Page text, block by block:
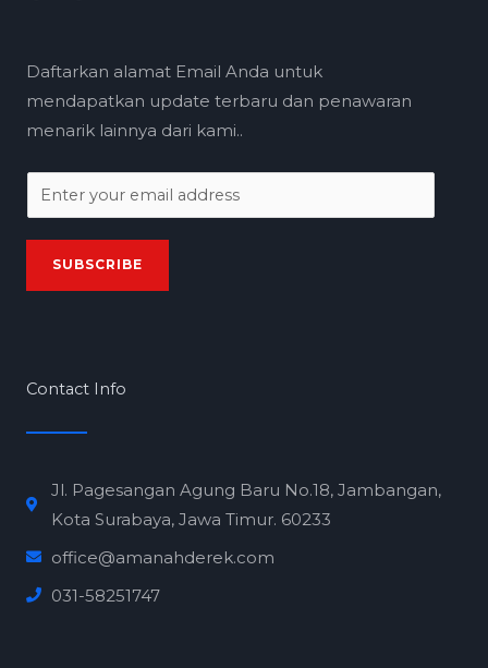
Daftarkan alamat Email Anda untuk
mendapatkan update terbaru dan penawaran
menarik lainnya dari kami..
m
a
SUBSCRIBE
Contact Info
Jl. Pagesangan Agung Baru No.18, Jambangan,
Kota Surabaya, Jawa Timur. 60233
office@amanahderek.com
031-58251747